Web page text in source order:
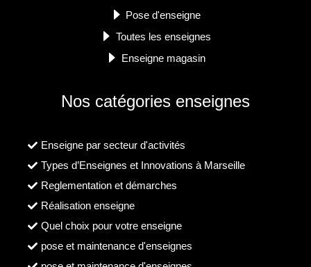
Pose d'enseigne
Toutes les enseignes
Enseigne magasin
Nos catégories enseignes
Enseigne par secteur d'activités
Types d’Enseignes et Innovations à Marseille
Reglementation et démarches
Réalisation enseigne
Quel choix pour votre enseigne
pose et maintenance d'enseignes